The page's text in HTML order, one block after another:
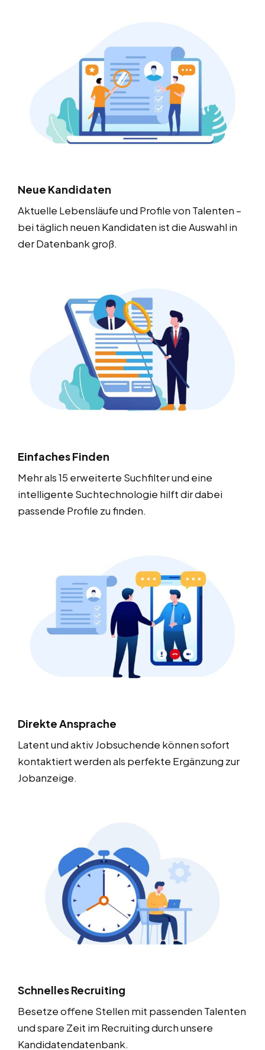
Neue Kandidaten
Aktuelle Lebensläufe und Profile von Talenten –
bei täglich neuen Kandidaten ist die Auswahl in
der Datenbank groß.
Einfaches Finden
Mehr als 15 erweiterte Suchfilter und eine
intelligente Suchtechnologie hilft dir dabei
passende Profile zu finden.
Direkte Ansprache
Latent und aktiv Jobsuchende können sofort
kontaktiert werden als perfekte Ergänzung zur
Jobanzeige.
Schnelles Recruiting
Besetze offene Stellen mit passenden Talenten
und spare Zeit im Recruiting durch unsere
Kandidatendatenbank.